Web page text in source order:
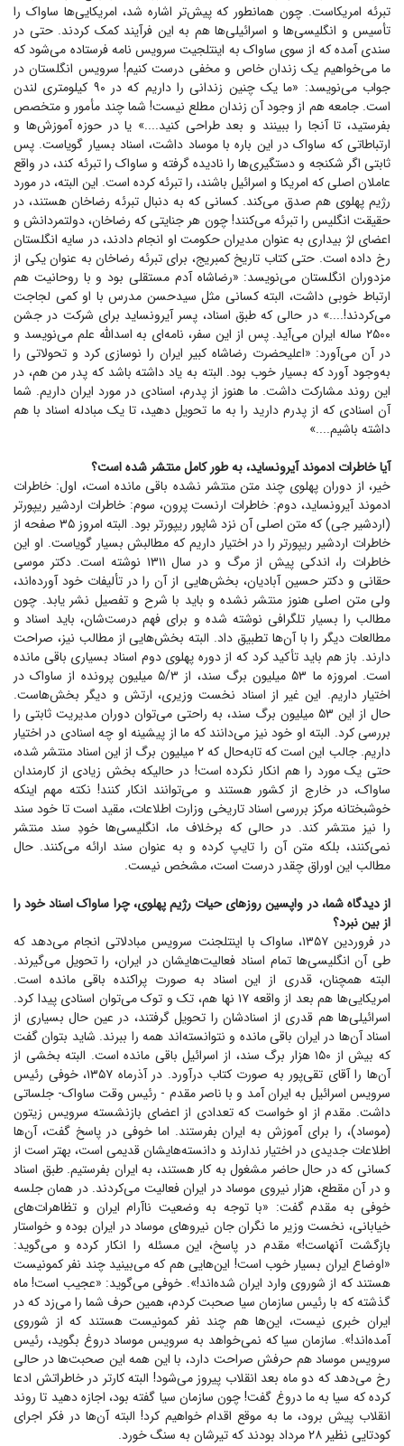
تبرئه امریکاست. چون همانطور که پیش‌تر اشاره شد، امریکایی‌ها ساواک را
تأسیس و انگلیسی‌ها و اسرائیلی‌ها هم به این فرآیند کمک کردند. حتی در
سندی آمده که از سوی ساواک به اینتلجیت سرویس نامه فرستاده می‌شود که
ما می‌خواهیم یک زندان خاص و مخفی درست کنیم! سرویس انگلستان در
جواب می‌نویسد: «ما یک چنین زندانی را داریم که در ۹۰ کیلومتری لندن
است. جامعه هم از وجود آن زندان مطلع نیست! شما چند مأمور و متخصص
بفرستید، تا آنجا را ببینند و بعد طراحی کنید....» یا در حوزه آموزش‌ها و
ارتباطاتی که ساواک در این باره با موساد داشت، اسناد بسیار گویاست. پس
ثابتی اگر شکنجه و دستگیری‌ها را نادیده گرفته و ساواک را تبرئه کند، در واقع
عاملان اصلی که امریکا و اسرائیل باشند، را تبرئه کرده است. این البته، در مورد
رژیم پهلوی هم صدق می‌کند. کسانی که به دنبال تبرئه رضاخان هستند، در
حقیقت انگلیس را تبرئه می‌کنند! چون هر جنایتی که رضاخان، دولتمردانش و
اعضای لژ بیداری به عنوان مدیران حکومت او انجام دادند، در سایه انگلستان
رخ داده است. حتی کتاب تاریخ کمبریج، برای تبرئه رضاخان به عنوان یکی از
مزدوران انگلستان می‌نویسد: «رضاشاه آدم مستقلی بود و با روحانیت هم
ارتباط خوبی داشت، البته کسانی مثل سیدحسن مدرس با او کمی لجاجت
می‌کردند!....» در حالی که طبق اسناد، پسر آیرونساید برای شرکت در جشن
۲۵۰۰ ساله ایران می‌آید. پس از این سفر، نامه‌ای به اسدالله علم می‌نویسد و
در آن می‌آورد: «اعلیحضرت رضاشاه کبیر ایران را نوسازی کرد و تحولاتی را
به‌وجود آورد که بسیار خوب بود. البته به یاد داشته باشد که پدر من هم، در
این روند مشارکت داشت. ما هنوز از پدرم، اسنادی در مورد ایران داریم. شما
آن اسنادی که از پدرم دارید را به ما تحویل دهید، تا یک مبادله اسناد با هم
داشته باشیم....»
آیا خاطرات ادموند آیرونساید، به طور کامل منتشر شده است؟
خیر، از دوران پهلوی چند متن منتشر نشده باقی مانده است، اول: خاطرات
ادموند آیرونساید، دوم: خاطرات ارنست پرون، سوم: خاطرات اردشیر ریپورتر
(اردشیر جی) که متن اصلی آن نزد شاپور ریپورتر بود. البته امروز ۳۵ صفحه از
خاطرات اردشیر ریپورتر را در اختیار داریم که مطالبش بسیار گویاست. او این
خاطرات را، اندکی پیش از مرگ و در سال ۱۳۱۱ نوشته است. دکتر موسی
حقانی و دکتر حسین آبادیان، بخش‌هایی از آن را در تألیفات خود آورده‌اند،
ولی متن اصلی هنوز منتشر نشده و باید با شرح و تفصیل نشر یابد. چون
مطالب را بسیار تلگرافی نوشته شده و برای فهم درست‌شان، باید اسناد و
مطالعات دیگر را با آن‌ها تطبیق داد. البته بخش‌هایی از مطالب نیز، صراحت
دارند. باز هم باید تأکید کرد که از دوره پهلوی دوم اسناد بسیاری باقی مانده
است. امروزه ما ۵۳ میلیون برگ سند، از ۵/۳ میلیون پرونده از ساواک در
اختیار داریم. این غیر از اسناد نخست وزیری، ارتش و دیگر بخش‌هاست.
حال از این ۵۳ میلیون برگ سند، به راحتی می‌توان دوران مدیریت ثابتی را
بررسی کرد. البته او خود نیز می‌دانند که ما از پیشینه او چه اسنادی در اختیار
داریم. جالب این است که تابه‌حال که ۲ میلیون برگ از این اسناد منتشر شده،
حتی یک مورد را هم انکار نکرده است! در حالیکه بخش زیادی از کارمندان
ساواک، در خارج از کشور هستند و می‌توانند انکار کنند! نکته مهم اینکه
خوشبختانه مرکز بررسی اسناد تاریخی وزارت اطلاعات، مقید است تا خود سند
را نیز منتشر کند. در حالی که برخلاف ما، انگلیسی‌ها خودِ سند منتشر
نمی‌کنند، بلکه متن آن را تایپ کرده و به عنوان سند ارائه می‌کنند. حال
مطالب این اوراق چقدر درست است، مشخص نیست.
از دیدگاه شما، در واپسین روز‌های حیات رژیم پهلوی، چرا ساواک اسناد خود را
از بین نبرد؟
در فروردین ۱۳۵۷، ساواک با اینتلجنت سرویس مبادلاتی انجام می‌دهد که
طی آن انگلیسی‌ها تمام اسناد فعالیت‌هایشان در ایران، را تحویل می‌گیرند.
البته همچنان، قدری از این اسناد به صورت پراکنده باقی مانده است.
امریکایی‌ها هم بعد از واقعه ۱۷ نها هم، تک و توک می‌توان اسنادی پیدا کرد.
اسرائیلی‌ها هم قدری از اسنادشان را تحویل گرفتند، در عین حال بسیاری از
اسناد آن‌ها در ایران باقی مانده و نتوانسته‌اند همه را ببرند. شاید بتوان گفت
که بیش از ۱۵۰ هزار برگ سند، از اسرائیل باقی مانده است. البته بخشی از
آن‌ها را آقای تقی‌پور به صورت کتاب درآورد. در آذرماه ۱۳۵۷، خوفی رئیس
سرویس اسرائیل به ایران آمد و با ناصر مقدم - رئیس وقت ساواک- جلساتی
داشت. مقدم از او خواست که تعدادی از اعضای بازنشسته سرویس زیتون
(موساد)، را برای آموزش به ایران بفرستند. اما خوفی در پاسخ گفت، آن‌ها
اطلاعات جدیدی در اختیار ندارند و دانسته‌هایشان قدیمی است، بهتر است از
کسانی که در حال حاضر مشغول به کار هستند، به ایران بفرستیم. طبق اسناد
و در آن مقطع، هزار نیروی موساد در ایران فعالیت می‌کردند. در همان جلسه
خوفی به مقدم گفت: «با توجه به وضعیت ناآرام ایران و تظاهرات‌های
خیابانی، نخست وزیر ما نگران جان نیرو‌های موساد در ایران بوده و خواستار
بازگشت آنهاست!» مقدم در پاسخ، این مسئله را انکار کرده و می‌گوید:
«اوضاع ایران بسیار خوب است! این‌هایی هم که می‌بینید چند نفر کمونیست
هستند که از شوروی وارد ایران شده‌اند!». خوفی می‌گوید: «عجیب است! ماه
گذشته که با رئیس سازمان سیا صحبت کردم، همین حرف شما را می‌زد که در
ایران خبری نیست، این‌ها هم چند نفر کمونیست هستند که از شوروی
آمده‌اند!». سازمان سیا که نمی‌خواهد به سرویس موساد دروغ بگوید، رئیس
سرویس موساد هم حرفش صراحت دارد، با این همه این صحبت‌ها در حالی
رخ می‌دهد که دو ماه بعد انقلاب پیروز می‌شود! البته کارتر در خاطراتش ادعا
کرده که سیا به ما دروغ گفت! چون سازمان سیا گفته بود، اجازه دهید تا روند
انقلاب پیش برود، ما به موقع اقدام خواهیم کرد! البته آن‌ها در فکر اجرای
کودتایی نظیر ۲۸ مرداد بودند که تیرشان به سنگ خورد.